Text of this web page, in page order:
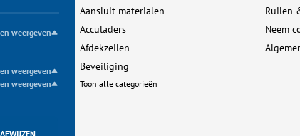
Aansluit materialen
Acculaders
Afdekzeilen
Beveiliging
Toon alle categorieën
Ruilen
Neem
weergeven
weergeven
weergeven